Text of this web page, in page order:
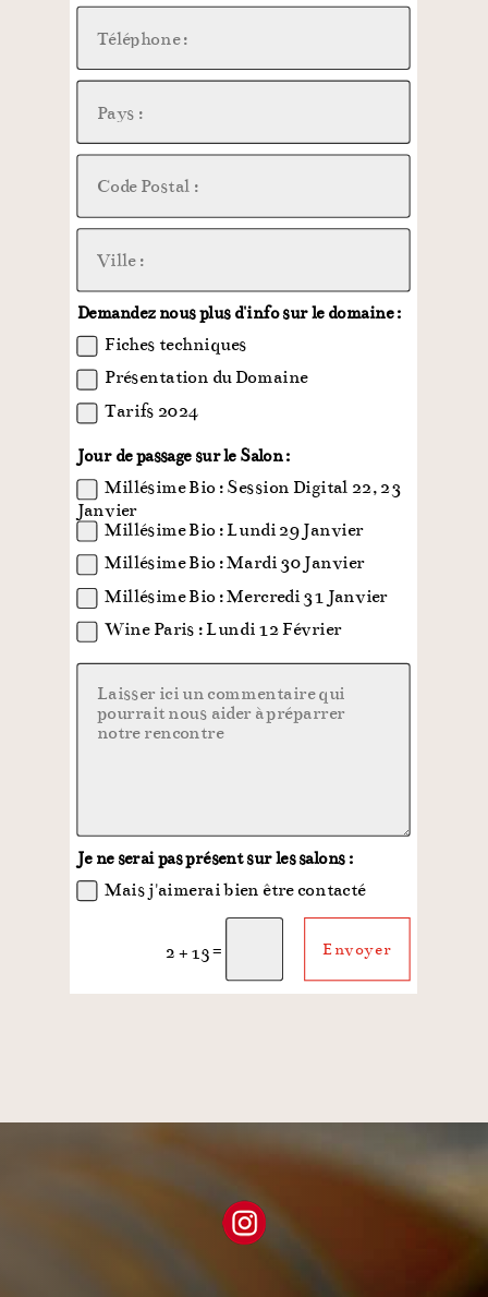
Demandez nous plus d'info sur le domaine :
Fiches techniques
Présentation du Domaine
Tarifs 2024
Jour de passage sur le Salon :
Millésime Bio : Session Digital 22, 23
Janvier
Millésime Bio : Lundi 29 Janvier
Millésime Bio : Mardi 30 Janvier
Millésime Bio : Mercredi 31 Janvier
Wine Paris : Lundi 12 Février
Je ne serai pas présent sur les salons :
Mais j'aimerai bien être contacté
2 + 13= Envoyer